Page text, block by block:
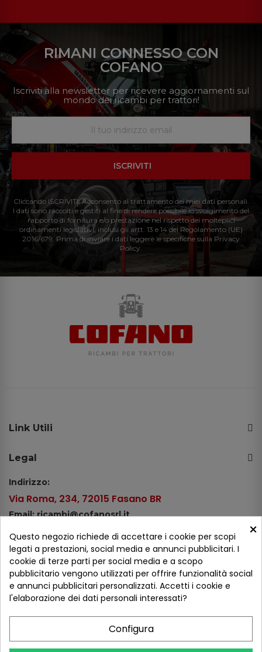
RIMANI CONNESSO CON
COFANO
Iscriviti alla newsletter per ricevere aggiornamenti sul
mondo dei ricambi per trattori!
ISCRIVITI
Cliccando ISCRIVITI: Acconsento al trattamento dei miei dati personali.
I dati sono raccolti e gestiti al fine di rendere possibile lo svolgimento del
rapporto di fornitura e/o prestazione nel rispetto dei molteplici
ordinamenti legislativi, inclusi gli artt. 13 e 14 del Regolamento (UE)
2016/679. Prima di inviare i dati leggere le specifiche sulla Privacy
Policy.
Link Utili
Legal
Indirizzo:
Via Roma, 234, 72015 Fasano BR
Email: ricambi@cofanosrl.it
Tel.: +39 080 44 13 478
WhatsApp: +39 334 98 51 100
Metodi di pagamento
×
Questo negozio richiede di accettare i cookie per scopi
legati a prestazioni, social media e annunci pubblicitari. I
cookie di terze parti per social media e a scopo
pubblicitario vengono utilizzati per offrire funzionalità social
e annunci pubblicitari personalizzati. Accetti i cookie e
l'elaborazione dei dati personali interessati?
Configura